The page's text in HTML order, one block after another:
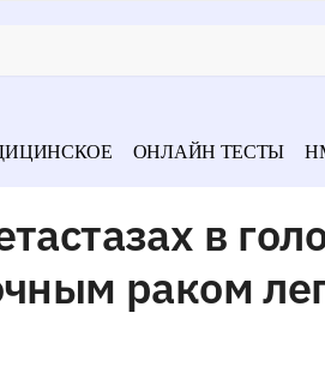
ОНЛАЙН ТЕСТЫ
в
раком